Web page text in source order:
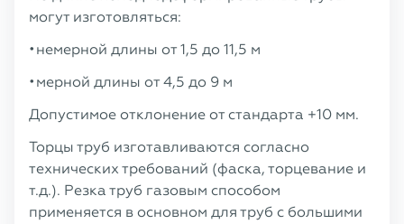
могут изготовляться:
немерной длины от 1,5 до 11,5 м
мерной длины от 4,5 до 9 м
Допустимое отклонение от стандарта +10 мм.
Торцы труб изготавливаются согласно
технических требований (фаска, торцевание и
т.д.). Резка труб газовым способом
применяется в основном для труб с большими